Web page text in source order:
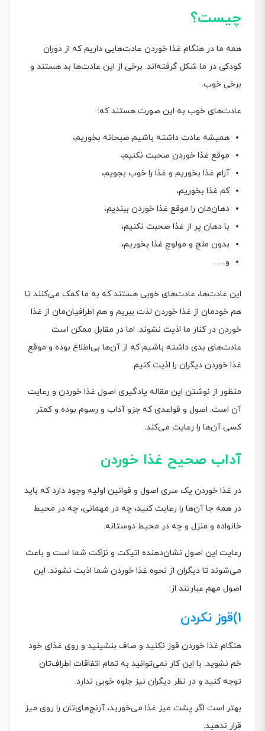
چیست؟
همه ما در هنگام غذا خوردن عادت‌‌هایی داریم که از دوران
کودکی در ما شکل گرفته‌اند. برخی از این عادت‌ها بد هستند و
برخی خوب.
عادت‌های خوب به این صورت هستند که:
همیشه عادت داشته باشیم صبحانه بخوریم،
موقع غذا خوردن صحبت نکنیم،
آرام غذا بخوریم و غذا را خوب بجویم،
کم غذا بخوریم،
دهان‌مان را موقع غذا خوردن ببندیم،
با دهان پر از غذا صحبت نکنیم،
بدون ملچ و مولوچ غذا بخوریم،
و… .
این عادت‌ها، عادت‌های خوبی هستند که به ما کمک می‌کنند تا
هم خودمان از غذا خوردن لذت ببریم و هم اطرافیان‌مان از غذا
خوردن در کنار ما اذیت نشوند. اما در مقابل ممکن است
عادت‌های بدی داشته باشیم که از آن‌ها بی‌اطلاع بوده و موقع
غذا خوردن دیگران را اذیت کنیم.
منظور از نوشتن این مقاله یادگیری اصول غذا خوردن و رعایت
آن است. اصول و قواعدی که جزو آداب و رسوم بوده و کمتر
کسی آن‌ها را رعایت می‌کند.
آداب صحیح غذا خوردن
در غذا خوردن یک سری اصول و قوانین اولیه وجود دارد که باید
در همه جا آن‌ها را رعایت کنید، چه در مهمانی، چه در محیط
خانواده و منزل و چه در محیط دوستانه.
رعایت این اصول نشان‌دهنده اتیکت و نزاکت شما است و باعث
می‌شوند تا دیگران از نحوه غذا خوردن شما اذیت نشوند. این
اصول مهم عبارتند از:
1)قوز نکردن
هنگام غذا خوردن قوز نکنید و صاف بنشینید و روی غذای خود
خم نشوید. با این کار نمی‌توانید به تمام اتفاقات اطراف‌تان
توجه کنید و در نظر دیگران نیز جلوه خوبی ندارد.
بهتر است اگر پشت میز غذا می‌خورید، آرنج‌های‌تان را روی میز
قرار ندهید.